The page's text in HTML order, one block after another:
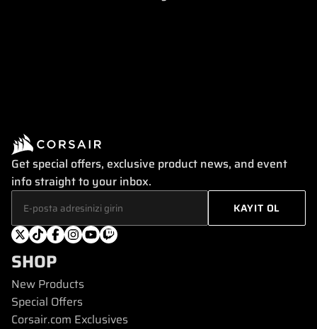
Get special offers, exclusive product news, and event
info straight to your inbox.
SHOP
New Products
Special Offers
Corsair.com Exclusives